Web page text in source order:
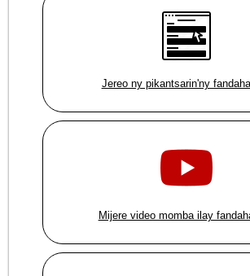
Jereo ny pikantsarin'ny
Mijere video momba ilay